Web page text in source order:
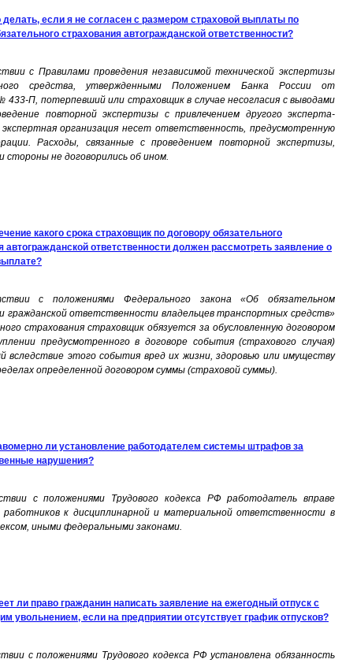
делать, если я не согласен с размером страховой выплаты по
страхования автогражданской ответственности?
с Правилами проведения независимой технической экспертизы
средства, утвержденными Положением Банка России от
433-П, потерпевший или страховщик в случае несогласия с выводами
повторной экспертизы с привлечением другого эксперта-
организация несет ответственность, предусмотренную
Расходы, связанные с проведением повторной экспертизы,
стороны не договорились об ином.
какого срока страховщик по договору обязательного
автогражданской ответственности должен рассмотреть заявление о
с положениями Федерального закона «Об обязательном
гражданской ответственности владельцев транспортных средств»
страхования страховщик обязуется за обусловленную договором
предусмотренного в договоре события (страхового случая)
вследствие этого события вред их жизни, здоровью или имуществу
определенной договором суммы (страховой суммы).
ли установление работодателем системы штрафов за
нарушения?
с положениями Трудового кодекса РФ работодатель вправе
работников к дисциплинарной и материальной ответственности в
иными федеральными законами.
ли право гражданин написать заявление на ежегодный отпуск с
увольнением, если на предприятии отсутствует график отпусков?
с положениями Трудового кодекса РФ установлена обязанность